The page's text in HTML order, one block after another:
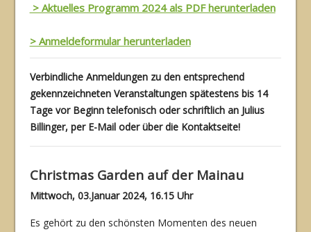
> Aktuelles Programm 2024 als PDF herunterladen
> Anmeldeformular herunterladen
Verbindliche Anmeldungen zu den entsprechend
gekennzeichneten Veranstaltungen spätestens bis 14
Tage vor Beginn telefonisch oder schriftlich an Julius
Billinger, per E-Mail oder über die Kontaktseite!
Christmas Garden auf der Mainau
Mittwoch, 03.Januar 2024, 16.15 Uhr
Es gehört zu den schönsten Momenten des neuen